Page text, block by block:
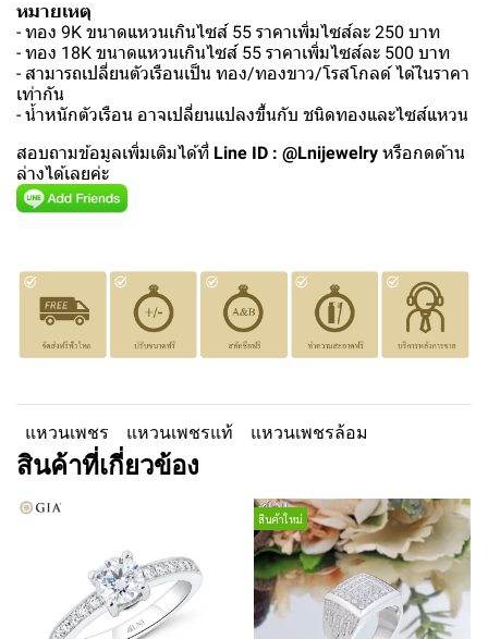
หมายเหตุ
- ทอง 9K ขนาดแหวนเกินไซส์ 55 ราคาเพิ่มไซส์ละ 250 บาท
- ทอง 18K ขนาดแหวนเกินไซส์ 55 ราคาเพิ่มไซส์ละ 500 บาท
- สามารถเปลี่ยนตัวเรือนเป็น ทอง/ทองขาว/โรสโกลด์ ได้ในราคา
เท่ากัน
- น้ำหนักตัวเรือน อาจเปลี่ยนแปลงขึ้นกับ ชนิดทองและไซส์แหวน
สอบถามข้อมูลเพิ่มเติมได้ที่ Line ID : @Lnijewelry หรือกดด้าน
ล่างได้เลยค่ะ
แหวนเพชร แหวนเพชรแท้ แหวนเพชรล้อม
สินค้าที่เกี่ยวข้อง
สินค้าใหม่